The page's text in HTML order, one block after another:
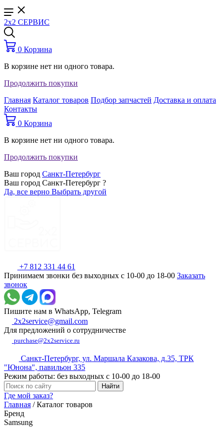
2x2 СЕРВИС
0 Корзина
В корзине нет ни одного товара.
Продолжить покупки
Главная Каталог товаров Подбор запчастей Доставка и оплата
Контакты
0 Корзина
В корзине нет ни одного товара.
Продолжить покупки
Ваш город Санкт-Петербург
Ваш город Санкт-Петербург ?
Да, все верно Выбрать другой
+7 812 331 44 61
Принимаем звонки без выходных с 10-00 до 18-00 Заказать
звонок
Пишите нам в WhatsApp, Telegram
2x2service@gmail.com
Для предложений о сотрудничестве
purchase@2x2service.ru
Санкт-Петербург, ул. Маршала Казакова, д.35, ТРК
"Юнона", павильон 335
Режим работы: без выходных с 10-00 до 18-00
Где мой заказ?
Главная /Каталог товаров
Бренд
Samsung